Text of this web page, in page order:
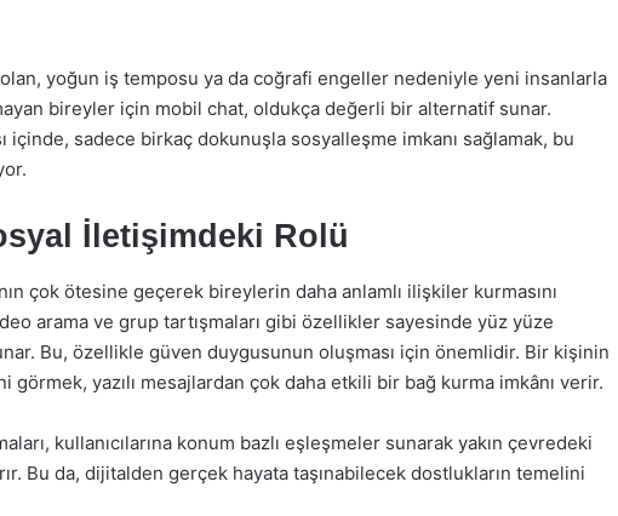
olan, yoğun iş temposu ya da coğrafi engeller nedeniyle yeni insanlarla
bireyler için mobil chat, oldukça değerli bir alternatif sunar.
içinde, sadece birkaç dokunuşla sosyalleşme imkanı sağlamak, bu
İletişimdeki Rolü
çok ötesine geçerek bireylerin daha anlamlı ilişkiler kurmasını
arama ve grup tartışmaları gibi özellikler sayesinde yüz yüze
Bu, özellikle güven duygusunun oluşması için önemlidir. Bir kişinin
yazılı mesajlardan çok daha etkili bir bağ kurma imkânı verir.
kullanıcılarına konum bazlı eşleşmeler sunarak yakın çevredeki
Bu da, dijitalden gerçek hayata taşınabilecek dostlukların temelini